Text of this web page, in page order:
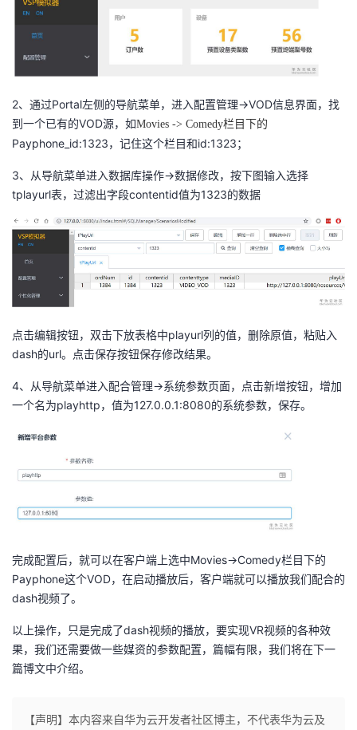
者
我
课
程
的
认
证
我
的
实
我
的
藏
支
的
术
支
持
我
云
声
建
2、通过Portal左侧的导航菜单，进入配置管理->VOD信息界面，找
到一个已有的VOD源，如Movies -> Comedy栏目下的
Payphone_id:1323，记住这个栏目和id:1323；
3、从导航菜单进入数据库操作->数据修改，按下图输入选择
tplayurl表，过滤出字段contentid值为1323的数据
点击编辑按钮，双击下放表格中playurl列的值，删除原值，粘贴入
dash的url。点击保存按钮保存修改结果。
4、从导航菜单进入配合管理->系统参数页面，点击新增按钮，增加
一个名为playhttp，值为127.0.0.1:8080的系统参数，保存。
完成配置后，就可以在客户端上选中Movies->Comedy栏目下的
Payphone这个VOD，在启动播放后，客户端就可以播放我们配合的
dash视频了。
以上操作，只是完成了dash视频的播放，要实现VR视频的各种效
果，我们还需要做一些媒资的参数配置，篇幅有限，我们将在下一
篇博文中介绍。
【声明】本内容来自华为云开发者社区博主，不代表华为云及